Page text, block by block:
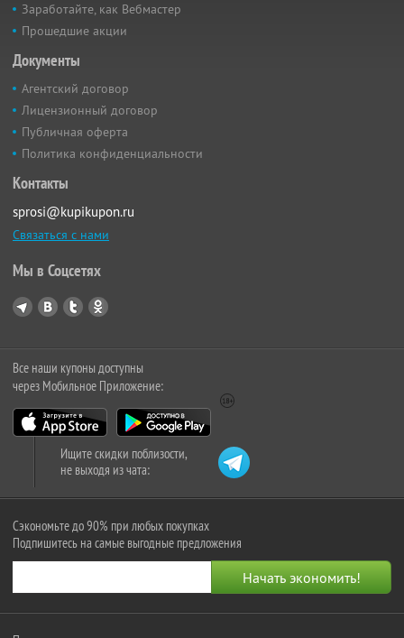
Заработайте, как Вебмастер
Прошедшие акции
Документы
Агентский договор
Лицензионный договор
Публичная оферта
Политика конфиденциальности
Контакты
sprosi@kupikupon.ru
Связаться с нами
Мы в Соцсетях
Все наши купоны доступны
через Мобильное Приложение:
Ищите скидки поблизости,
не выходя из чата:
Сэкономьте до 90% при любых покупках
Подпишитесь на самые выгодные предложения